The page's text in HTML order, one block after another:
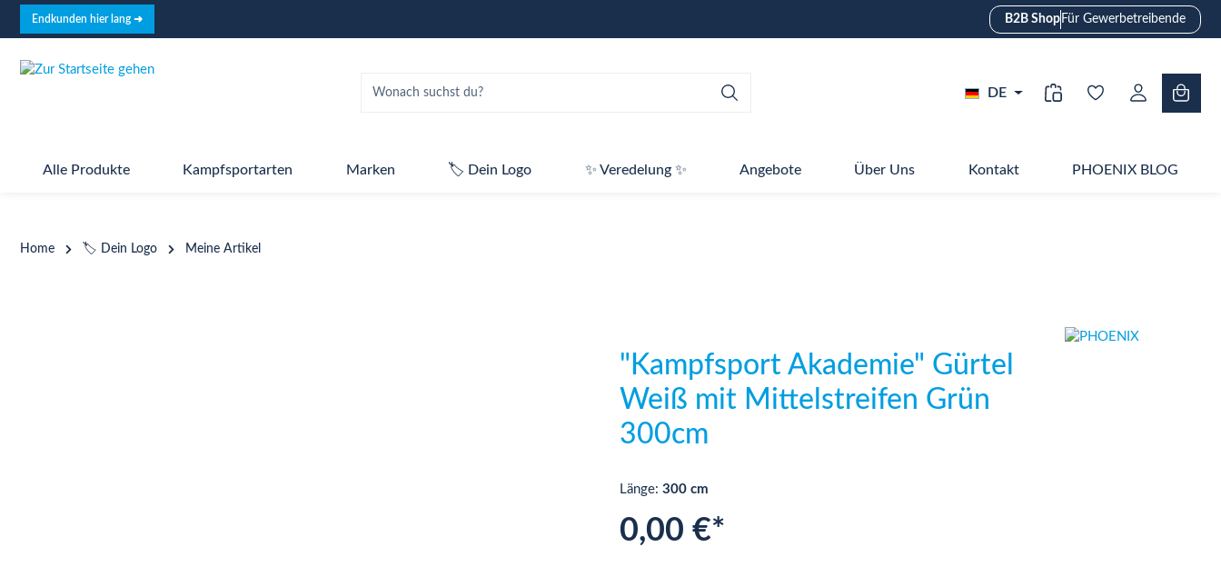
Zur Hauptnavigation springen
Endkunden hier lang ➜ B2B Shop Für Gewerbetreibende
DE
Alle Produkte Kampfsportarten Marken 🏷️ Dein Logo ✨ Veredelung ✨ Angebote Über Uns Kontakt PHOENIX BLOG
Home 🏷️ Dein Logo Meine Artikel
"Kampfsport Akademie" Gürtel
Weiß mit Mittelstreifen Grün
300cm
Länge: 300 cm
0,00 €*